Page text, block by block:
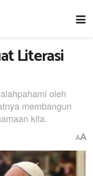
Literasi
oleh
membangun
kita.
AA